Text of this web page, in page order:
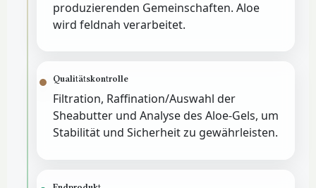
produzierenden Gemeinschaften. Aloe
wird feldnah verarbeitet.
Qualitätskontrolle
Filtration, Raffination/Auswahl der
Sheabutter und Analyse des Aloe-Gels, um
Stabilität und Sicherheit zu gewährleisten.